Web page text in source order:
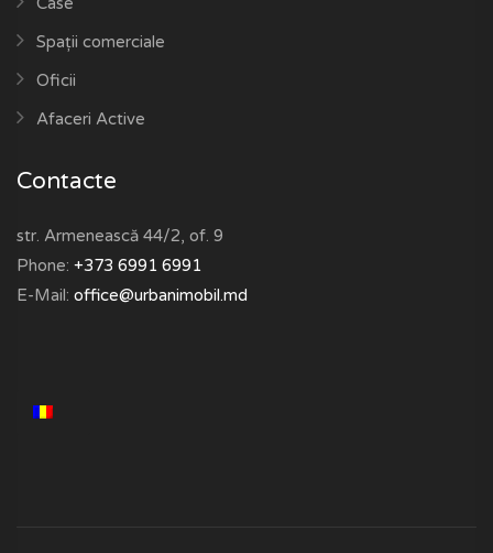
Spații comerciale
Oficii
Afaceri Active
Contacte
str. Armenească 44/2, of. 9
Phone: +373 6991 6991
E-Mail: office@urbanimobil.md